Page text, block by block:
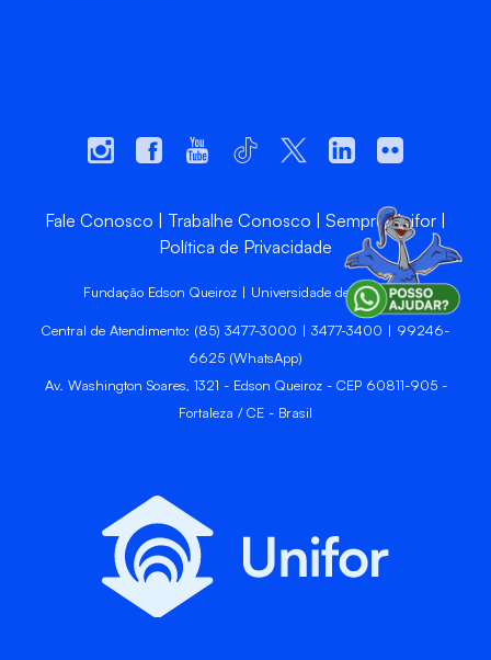
Fale Conosco Trabalhe Conosco
Sempre Unifor
Política de Privacidade
Fundação Edson Queiroz | Universidade de Fortaleza
Central de Atendimento: (85) 3477-3000 | 3477-3400 | 99246-
6625 (WhatsApp)
Av. Washington Soares, 1321 - Edson Queiroz - CEP 60811-905 -
Fortaleza / CE - Brasil